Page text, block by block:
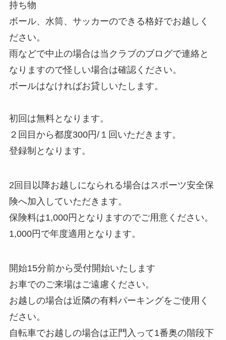
持ち物
ボール、水筒、サッカーのできる格好でお越しく
ださい。
雨などで中止の場合は当クラブのブログで連絡と
なりますので怪しい場合は確認ください。
ボールはなければお貸しいたします。
初回は無料となります。
２回目から都度300円/１回いただきます。
登録制となります。
2回目以降お越しになられる場合はスポーツ安全保
険へ加入していただきます。
保険料は1,000円となりますのでご用意ください。
1,000円で年度適用となります。
開始15分前から受付開始いたします
お車でのご来場はご遠慮ください。
お越しの場合は近隣の有料パーキングをご使用く
ださい。
自転車でお越しの場合は正門入って1番奥の階段下